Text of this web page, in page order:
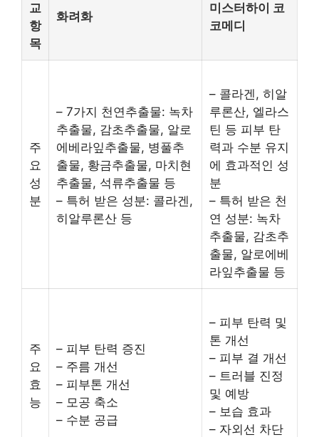
교
항
목
화려화
미스터하이 코
코메디
주
요
성
분
– 7가지 천연추출물: 녹차
추출물, 감초추출물, 알로
에베라잎추출물, 병풀추
출물, 황금추출물, 마치현
추출물, 석류추출물 등
– 특허 받은 성분: 콜라겐,
히알루론산 등
– 콜라겐, 히알
루론산, 엘라스
틴 등 피부 탄
력과 수분 유지
에 효과적인 성
분
– 특허 받은 천
연 성분: 녹차
추출물, 감초추
출물, 알로에베
라잎추출물 등
주
요
효
능
– 피부 탄력 증진
– 주름 개선
– 피부톤 개선
– 모공 축소
– 수분 공급
– 피부 탄력 및
톤 개선
– 피부 결 개선
– 트러블 진정
및 예방
– 보습 효과
– 자외선 차단